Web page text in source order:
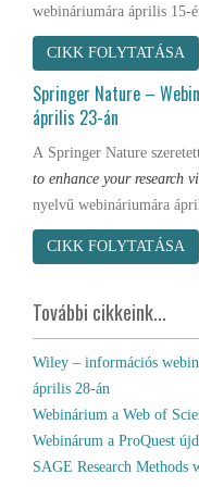
webináriumára április 15-
CIKK FOLYTATÁSA
Springer Nature –
április 23-án
A Springer Nature
to enhance your research
nyelvű webináriumára
CIKK FOLYTATÁSA
További cikkeink...
Wiley – információs
április 28-án
Webinárium a Web of
Webinárum a ProQuest
SAGE Research Methods